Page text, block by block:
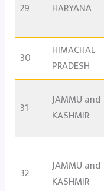
29 HARYANA
30
HIMACHAL
PRADESH
31
JAMMU and
KASHMIR
32
JAMMU and
KASHMIR